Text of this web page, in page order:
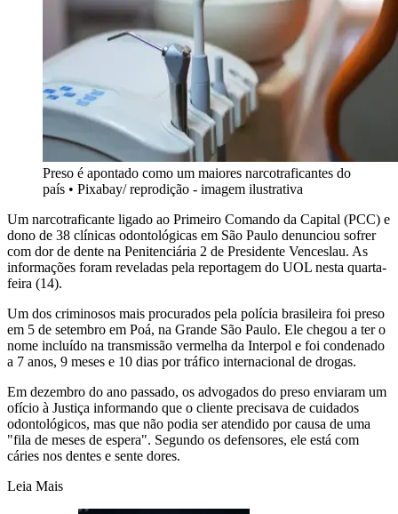
Preso é apontado como um maiores narcotraficantes do
país • Pixabay/ reprodição - imagem ilustrativa
Um narcotraficante ligado ao Primeiro Comando da Capital (PCC) e
dono de 38 clínicas odontológicas em São Paulo denunciou sofrer
com dor de dente na Penitenciária 2 de Presidente Venceslau. As
informações foram reveladas pela reportagem do UOL nesta quarta-
feira (14).
Um dos criminosos mais procurados pela polícia brasileira foi preso
em 5 de setembro em Poá, na Grande São Paulo. Ele chegou a ter o
nome incluído na transmissão vermelha da Interpol e foi condenado
a 7 anos, 9 meses e 10 dias por tráfico internacional de drogas.
Em dezembro do ano passado, os advogados do preso enviaram um
ofício à Justiça informando que o cliente precisava de cuidados
odontológicos, mas que não podia ser atendido por causa de uma
"fila de meses de espera". Segundo os defensores, ele está com
cáries nos dentes e sente dores.
Leia Mais